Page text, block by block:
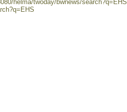
helma/twoday/bwnews/search?q=EHS